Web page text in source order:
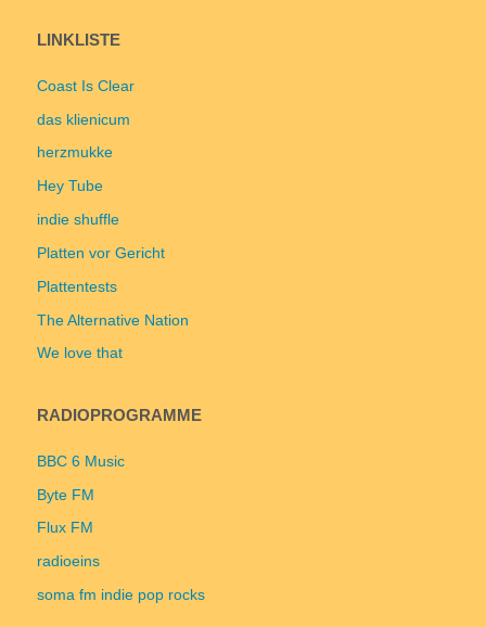
LINKLISTE
Coast Is Clear
das klienicum
herzmukke
Hey Tube
indie shuffle
Platten vor Gericht
Plattentests
The Alternative Nation
We love that
RADIOPROGRAMME
BBC 6 Music
Byte FM
Flux FM
radioeins
soma fm indie pop rocks